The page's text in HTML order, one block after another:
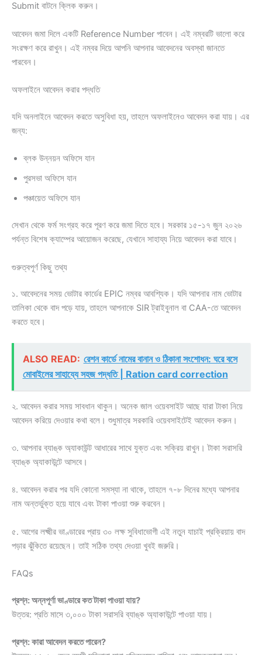
Submit বাটনে ক্লিক করুন।
আবেদন জমা দিলে একটি Reference Number পাবেন। এই নম্বরটি ভালো করে
সংরক্ষণ করে রাখুন। এই নম্বর দিয়ে আপনি আপনার আবেদনের অবস্থা জানতে
পারবেন।
অফলাইনে আবেদন করার পদ্ধতি
যদি অনলাইনে আবেদন করতে অসুবিধা হয়, তাহলে অফলাইনেও আবেদন করা যায়। এর
জন্য:
ব্লক উন্নয়ন অফিসে যান
পুরসভা অফিসে যান
পঞ্চায়েত অফিসে যান
সেখান থেকে ফর্ম সংগ্রহ করে পূরণ করে জমা দিতে হবে। সরকার ১৫-১৭ জুন ২০২৬
পর্যন্ত বিশেষ ক্যাম্পের আয়োজন করেছে, যেখানে সাহায্য নিয়ে আবেদন করা যাবে।
গুরুত্বপূর্ণ কিছু তথ্য
১. আবেদনের সময় ভোটার কার্ডের EPIC নম্বর আবশ্যিক। যদি আপনার নাম ভোটার
তালিকা থেকে বাদ পড়ে যায়, তাহলে আপনাকে SIR ট্রাইবুনাল বা CAA-তে আবেদন
করতে হবে।
ALSO READ: রেশন কার্ডে নামের বানান ও ঠিকানা সংশোধন: ঘরে বসে
মোবাইলের সাহায্যে সহজ পদ্ধতি | Ration card correction
২. আবেদন করার সময় সাবধান থাকুন। অনেক জাল ওয়েবসাইট আছে যারা টাকা নিয়ে
আবেদন করিয়ে দেওয়ার কথা বলে। শুধুমাত্র সরকারি ওয়েবসাইটেই আবেদন করুন।
৩. আপনার ব্যাঙ্ক অ্যাকাউন্ট আধারের সাথে যুক্ত এবং সক্রিয় রাখুন। টাকা সরাসরি
ব্যাঙ্ক অ্যাকাউন্টে আসবে।
৪. আবেদন করার পর যদি কোনো সমস্যা না থাকে, তাহলে ৭-৮ দিনের মধ্যে আপনার
নাম অন্তর্ভুক্ত হয়ে যাবে এবং টাকা পাওয়া শুরু করবেন।
৫. আগের লক্ষ্মীর ভাণ্ডারের প্রায় ৩০ লক্ষ সুবিধাভোগী এই নতুন যাচাই প্রক্রিয়ায় বাদ
পড়ার ঝুঁকিতে রয়েছেন। তাই সঠিক তথ্য দেওয়া খুবই জরুরি।
FAQs
প্রশ্ন: অন্নপূর্ণা ভাণ্ডারে কত টাকা পাওয়া যায়?
উত্তর: প্রতি মাসে ৩,০০০ টাকা সরাসরি ব্যাঙ্ক অ্যাকাউন্টে পাওয়া যায়।
প্রশ্ন: কারা আবেদন করতে পারেন?